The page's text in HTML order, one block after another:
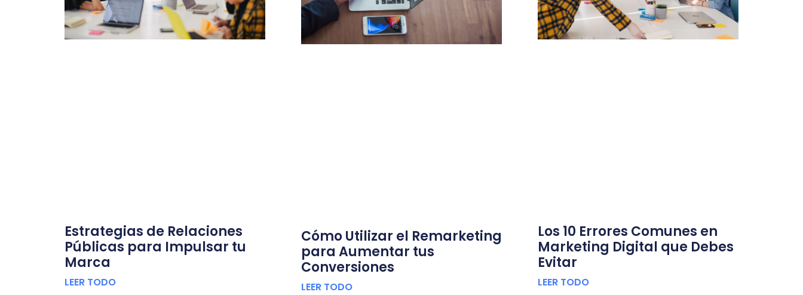
Estrategias de Relaciones
Públicas para Impulsar tu
Marca
LEER TODO
Cómo Utilizar el Remarketing
para Aumentar tus
Conversiones
LEER TODO
Los 10 Errores Comunes en
Marketing Digital que Debes
Evitar
LEER TODO